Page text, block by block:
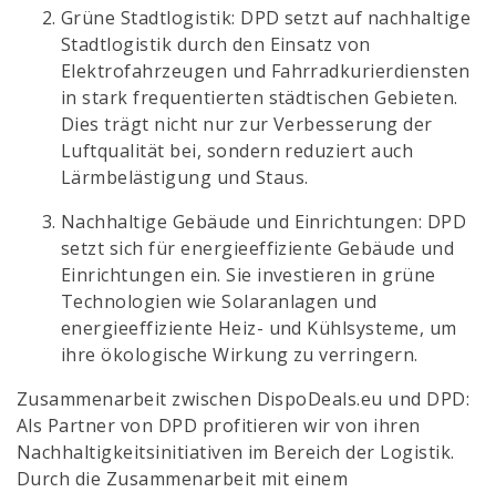
Grüne Stadtlogistik: DPD setzt auf nachhaltige
Stadtlogistik durch den Einsatz von
Elektrofahrzeugen und Fahrradkurierdiensten
in stark frequentierten städtischen Gebieten.
Dies trägt nicht nur zur Verbesserung der
Luftqualität bei, sondern reduziert auch
Lärmbelästigung und Staus.
Nachhaltige Gebäude und Einrichtungen: DPD
setzt sich für energieeffiziente Gebäude und
Einrichtungen ein. Sie investieren in grüne
Technologien wie Solaranlagen und
energieeffiziente Heiz- und Kühlsysteme, um
ihre ökologische Wirkung zu verringern.
Zusammenarbeit zwischen DispoDeals.eu und DPD:
Als Partner von DPD profitieren wir von ihren
Nachhaltigkeitsinitiativen im Bereich der Logistik.
Durch die Zusammenarbeit mit einem